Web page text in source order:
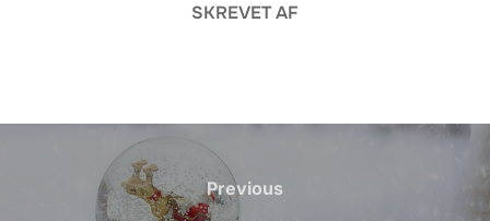
SKREVET AF
Indlægsnavigation
Previous
Previous